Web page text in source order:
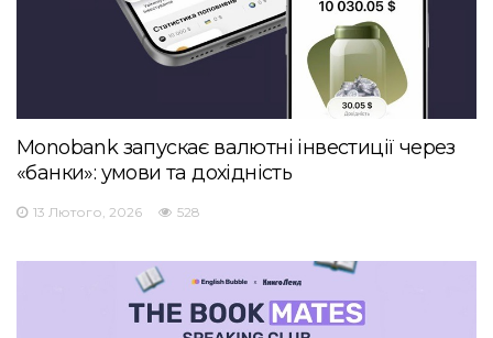
Monobank запускає валютні інвестиції через
«банки»: умови та дохідність
13 Лютого, 2026 528